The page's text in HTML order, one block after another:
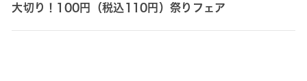
大切り！100円（税込110円）祭りフェア